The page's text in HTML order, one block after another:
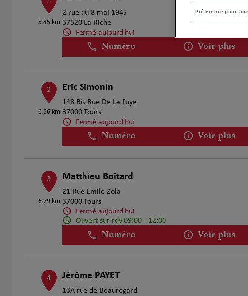
5.45 km
2 rue du 8 mai 1945
37520 La Riche
Fermé aujourd'hui
Numéro Voir plus
2
6.56 km
Eric Simonin
148 Bis Rue De La Fuye
37000 Tours
Fermé aujourd'hui
Numéro Voir plus
3
6.79 km
Matthieu Boitard
21 Rue Emile Zola
37000 Tours
Fermé aujourd'hui
Ouvert sur rdv 09:00 - 12:00
Numéro Voir plus
4 Jérôme PAYET
13A rue de Beauregard
Préférence pour